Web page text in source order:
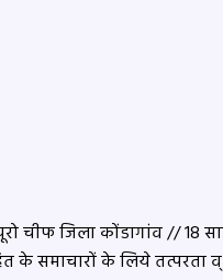
जिला कोंडागांव // 18
के समाचारों के लिये